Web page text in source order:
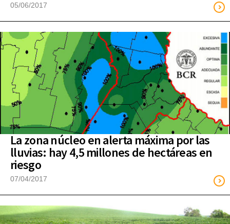
05/06/2017
La zona núcleo en alerta máxima por las
lluvias: hay 4,5 millones de hectáreas en
riesgo
07/04/2017